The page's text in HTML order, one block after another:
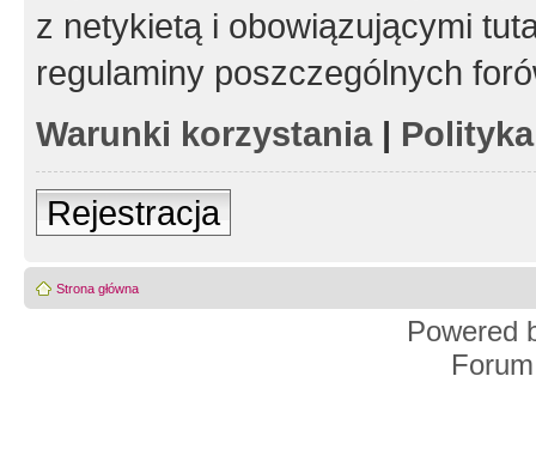
z netykietą i obowiązującymi
regulaminy poszczególnych
Warunki korzystania|
Rejestracja
Strona główna
Powered